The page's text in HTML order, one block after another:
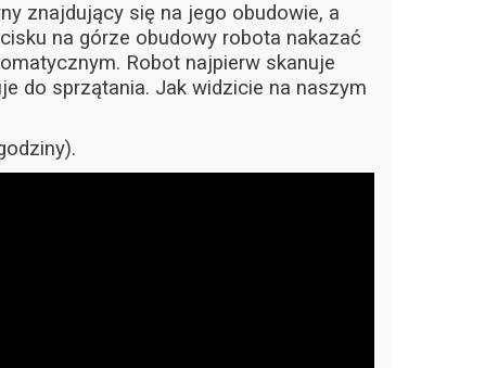
znajdujący się na jego obudowie, a
na górze obudowy robota nakazać
Robot najpierw skanuje
do sprzątania. Jak widzicie na naszym